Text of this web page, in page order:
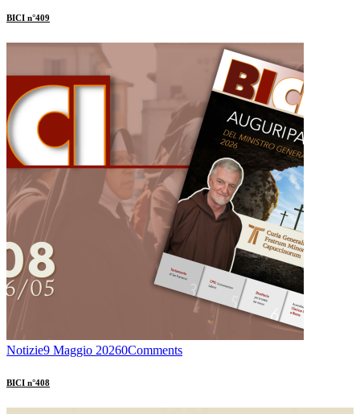
BICI n°409
Notizie9 Maggio 20260Comments
BICI n°408